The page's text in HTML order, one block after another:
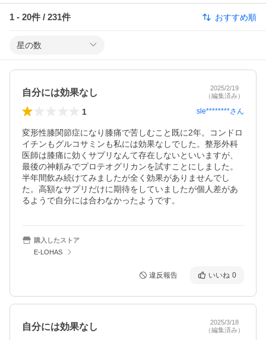
1 - 20件 / 231件 おすすめ順
星の数
自分には効果なし
2025/2/19
（編集済み）
1 sle********さん
変形性膝関節症になり膝痛で苦しむこと既に2年。コンドロ
イチンもグルコサミンも私には効果なしでした。整形外科
医師は膝痛に効くサプリなんて存在しないといいますが、
最後の神頼みでプロテオグリカンを試すことにしました。
半年間飲み続けてみましたが全く効果がありませんでし
た。高額なサプリだけに期待をしていましたが個人差があ
るようで自分には合わなかったようです。
購入したストア
E-LOHAS
違反報告 いいね 0
自分には効果なし
2025/3/18
（編集済み）